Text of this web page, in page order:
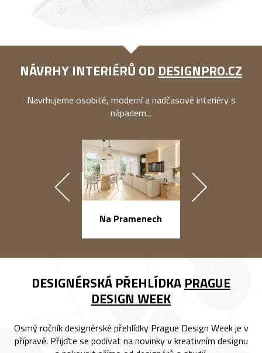
NÁVRHY INTERIÉRŮ OD DESIGNPRO.CZ
Navrhujeme osobité, moderní a nadčasové interiéry s
nápadem...
Na Pramenech
DESIGNÉRSKÁ PŘEHLÍDKA PRAGUE
DESIGN WEEK
Osmý ročník designérské přehlídky Prague Design Week je v
přípravě. Přijďte se podívat na novinky v kreativním designu